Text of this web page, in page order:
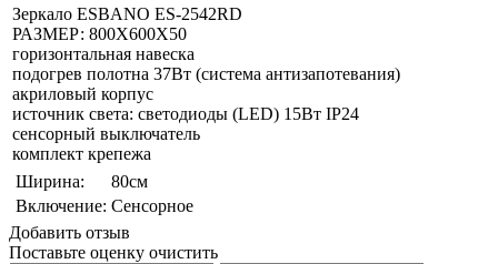
Зеркало ESBANO ES-2542RD
РАЗМЕР: 800Х600Х50
горизонтальная навеска
подогрев полотна 37Вт (система антизапотевания)
акриловый корпус
источник света: светодиоды (LED) 15Вт IP24
сенсорный выключатель
комплект крепежа
Ширина:
80см
Включение: Сенсорное
Добавить отзыв
Поставьте оценку очистить